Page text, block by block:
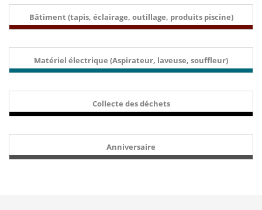
Bâtiment (tapis, éclairage, outillage, produits piscine)
Matériel électrique (Aspirateur, laveuse, souffleur)
Collecte des déchets
Anniversaire